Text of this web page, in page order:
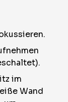
im
Wand